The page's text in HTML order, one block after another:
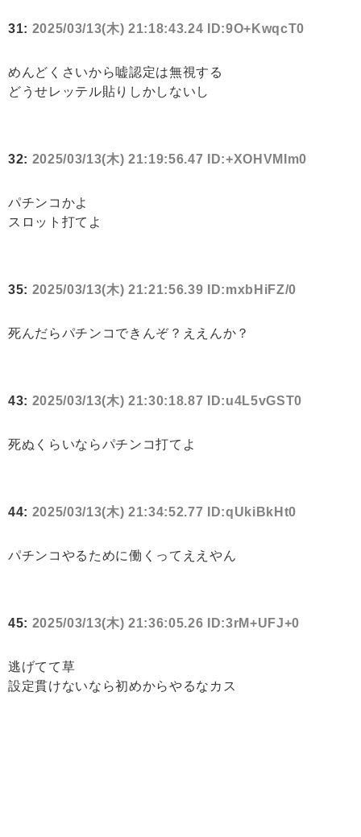
31: 2025/03/13(木) 21:18:43.24 ID:9O+KwqcT0
めんどくさいから嘘認定は無視する
どうせレッテル貼りしかしないし
32: 2025/03/13(木) 21:19:56.47 ID:+XOHVMIm0
パチンコかよ
スロット打てよ
35: 2025/03/13(木) 21:21:56.39 ID:mxbHiFZ/0
死んだらパチンコできんぞ？ええんか？
43: 2025/03/13(木) 21:30:18.87 ID:u4L5vGST0
死ぬくらいならパチンコ打てよ
44: 2025/03/13(木) 21:34:52.77 ID:qUkiBkHt0
パチンコやるために働くってええやん
45: 2025/03/13(木) 21:36:05.26 ID:3rM+UFJ+0
逃げてて草
設定貫けないなら初めからやるなカス